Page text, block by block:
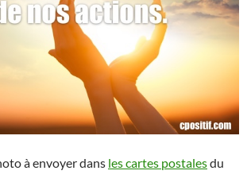
à envoyer dans les cartes postalesdu